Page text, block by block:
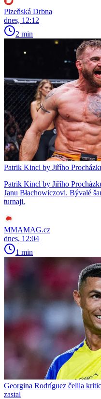
Plzeňská Drbna
dnes, 12:12
2 min
Patrik Kincl by Jiřího
Patrik Kincl by Jiřího
Janu Błachowiczovi. Bývalé
turnaji.
MMAMAG.cz
dnes, 12:04
1 min
Georgina Rodríguez čelila
zastal